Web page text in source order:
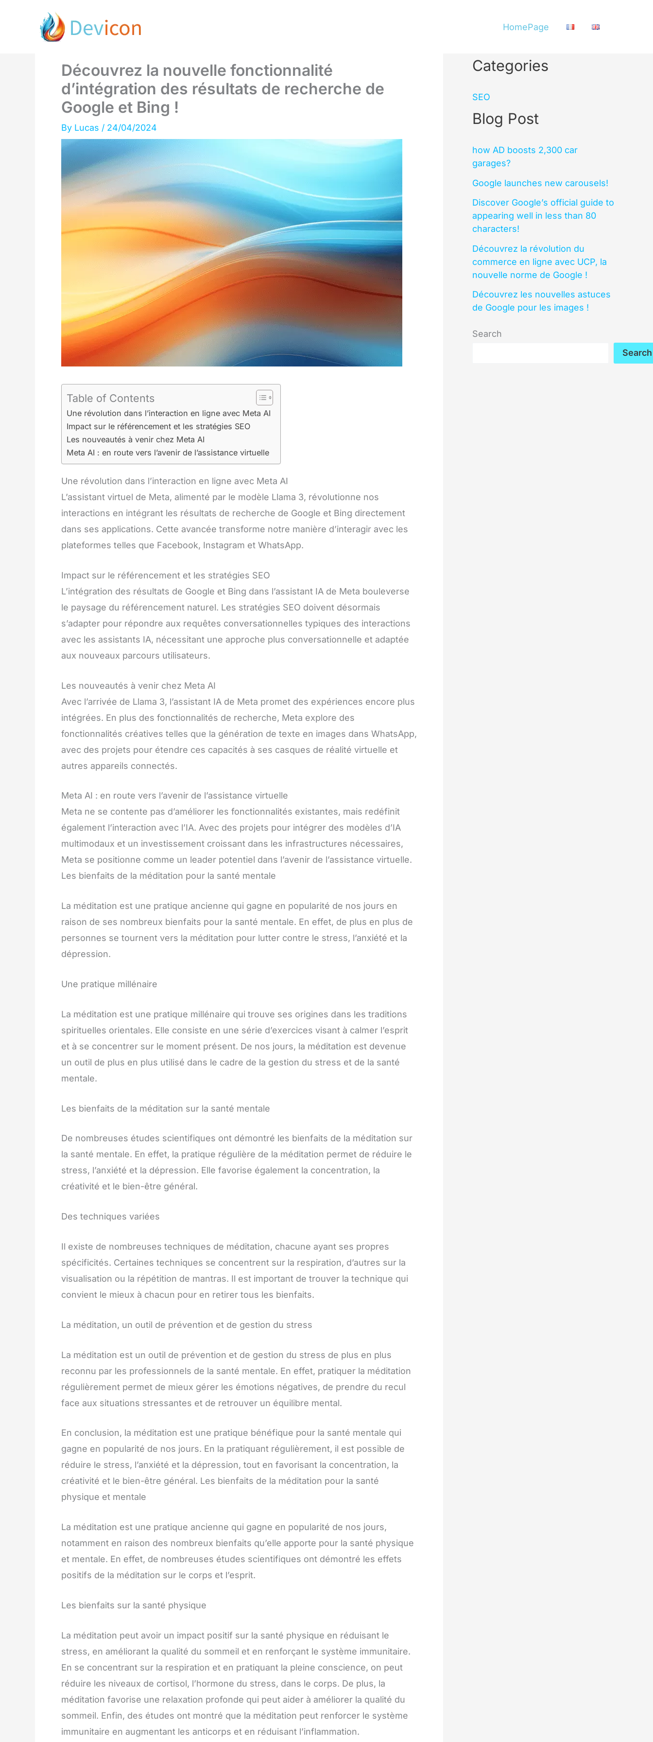
HomePage
Découvrez la nouvelle fonctionnalité
d’intégration des résultats de recherche de
Google et Bing !
By Lucas / 24/04/2024
Table of Contents
Une révolution dans l’interaction en ligne avec Meta AI
Impact sur le référencement et les stratégies SEO
Les nouveautés à venir chez Meta AI
Meta AI : en route vers l’avenir de l’assistance virtuelle
Une révolution dans l’interaction en ligne avec Meta AI
L’assistant virtuel de Meta, alimenté par le modèle Llama 3, révolutionne nos
interactions en intégrant les résultats de recherche de Google et Bing directement
dans ses applications. Cette avancée transforme notre manière d’interagir avec les
plateformes telles que Facebook, Instagram et WhatsApp.
Impact sur le référencement et les stratégies SEO
L’intégration des résultats de Google et Bing dans l’assistant IA de Meta bouleverse
le paysage du référencement naturel. Les stratégies SEO doivent désormais
s’adapter pour répondre aux requêtes conversationnelles typiques des interactions
avec les assistants IA, nécessitant une approche plus conversationnelle et adaptée
aux nouveaux parcours utilisateurs.
Les nouveautés à venir chez Meta AI
Avec l’arrivée de Llama 3, l’assistant IA de Meta promet des expériences encore plus
intégrées. En plus des fonctionnalités de recherche, Meta explore des
fonctionnalités créatives telles que la génération de texte en images dans WhatsApp,
avec des projets pour étendre ces capacités à ses casques de réalité virtuelle et
autres appareils connectés.
Meta AI : en route vers l’avenir de l’assistance virtuelle
Meta ne se contente pas d’améliorer les fonctionnalités existantes, mais redéfinit
également l’interaction avec l’IA. Avec des projets pour intégrer des modèles d’IA
multimodaux et un investissement croissant dans les infrastructures nécessaires,
Meta se positionne comme un leader potentiel dans l’avenir de l’assistance virtuelle.
Les bienfaits de la méditation pour la santé mentale
La méditation est une pratique ancienne qui gagne en popularité de nos jours en
raison de ses nombreux bienfaits pour la santé mentale. En effet, de plus en plus de
personnes se tournent vers la méditation pour lutter contre le stress, l’anxiété et la
dépression.
Une pratique millénaire
La méditation est une pratique millénaire qui trouve ses origines dans les traditions
spirituelles orientales. Elle consiste en une série d’exercices visant à calmer l’esprit
et à se concentrer sur le moment présent. De nos jours, la méditation est devenue
un outil de plus en plus utilisé dans le cadre de la gestion du stress et de la santé
mentale.
Les bienfaits de la méditation sur la santé mentale
De nombreuses études scientifiques ont démontré les bienfaits de la méditation sur
la santé mentale. En effet, la pratique régulière de la méditation permet de réduire le
stress, l’anxiété et la dépression. Elle favorise également la concentration, la
créativité et le bien-être général.
Des techniques variées
Il existe de nombreuses techniques de méditation, chacune ayant ses propres
spécificités. Certaines techniques se concentrent sur la respiration, d’autres sur la
visualisation ou la répétition de mantras. Il est important de trouver la technique qui
convient le mieux à chacun pour en retirer tous les bienfaits.
La méditation, un outil de prévention et de gestion du stress
La méditation est un outil de prévention et de gestion du stress de plus en plus
reconnu par les professionnels de la santé mentale. En effet, pratiquer la méditation
régulièrement permet de mieux gérer les émotions négatives, de prendre du recul
face aux situations stressantes et de retrouver un équilibre mental.
En conclusion, la méditation est une pratique bénéfique pour la santé mentale qui
gagne en popularité de nos jours. En la pratiquant régulièrement, il est possible de
réduire le stress, l’anxiété et la dépression, tout en favorisant la concentration, la
créativité et le bien-être général. Les bienfaits de la méditation pour la santé
physique et mentale
La méditation est une pratique ancienne qui gagne en popularité de nos jours,
notamment en raison des nombreux bienfaits qu’elle apporte pour la santé physique
et mentale. En effet, de nombreuses études scientifiques ont démontré les effets
positifs de la méditation sur le corps et l’esprit.
Les bienfaits sur la santé physique
La méditation peut avoir un impact positif sur la santé physique en réduisant le
stress, en améliorant la qualité du sommeil et en renforçant le système immunitaire.
En se concentrant sur la respiration et en pratiquant la pleine conscience, on peut
réduire les niveaux de cortisol, l’hormone du stress, dans le corps. De plus, la
méditation favorise une relaxation profonde qui peut aider à améliorer la qualité du
sommeil. Enfin, des études ont montré que la méditation peut renforcer le système
immunitaire en augmentant les anticorps et en réduisant l’inflammation.
Categories
SEO
Blog Post
how AD boosts 2,300 car
garages?
Google launches new carousels!
Discover Google’s official guide to
appearing well in less than 80
characters!
Découvrez la révolution du
commerce en ligne avec UCP, la
nouvelle norme de Google !
Découvrez les nouvelles astuces
de Google pour les images !
Search
Search